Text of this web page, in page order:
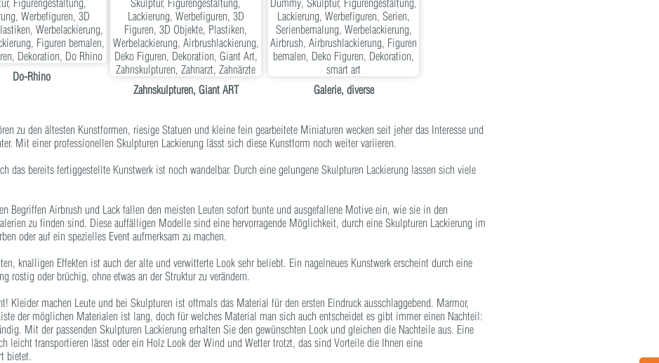
Do-Rhino
Zahnskulpturen, Giant ART
Galerie, diverse
zu den ältesten Kunstformen, riesige Statuen und kleine fein gearbeitete Miniaturen wecken seit jeher das Interesse und
Mit einer professionellen Skulpturen Lackierung lässt sich diese Kunstform noch weiter variieren.
das bereits fertiggestellte Kunstwerk ist noch wandelbar. Durch eine gelungene Skulpturen Lackierung lassen sich viele
Begriffen Airbrush und Lack fallen den meisten Leuten sofort bunte und ausgefallene Motive ein, wie sie in den
zu finden sind. Diese auffälligen Modelle sind eine hervorragende Möglichkeit, durch eine Skulpturen Lackierung im
oder auf ein spezielles Event aufmerksam zu machen.
knalligen Effekten ist auch der alte und verwitterte Look sehr beliebt. Ein nagelneues Kunstwerk erscheint durch eine
rostig oder brüchig, ohne etwas an der Struktur zu verändern.
Kleider machen Leute und bei Skulpturen ist oftmals das Material für den ersten Eindruck ausschlaggebend. Marmor,
der möglichen Materialen ist lang, doch für welches Material man sich auch entscheidet es gibt immer einen Nachteil:
Mit der passenden Skulpturen Lackierung erhalten Sie den gewünschten Look und gleichen die Nachteile aus. Eine
leicht transportieren lässt oder ein Holz Look der Wind und Wetter trotzt, das sind Vorteile die Ihnen eine
bietet.